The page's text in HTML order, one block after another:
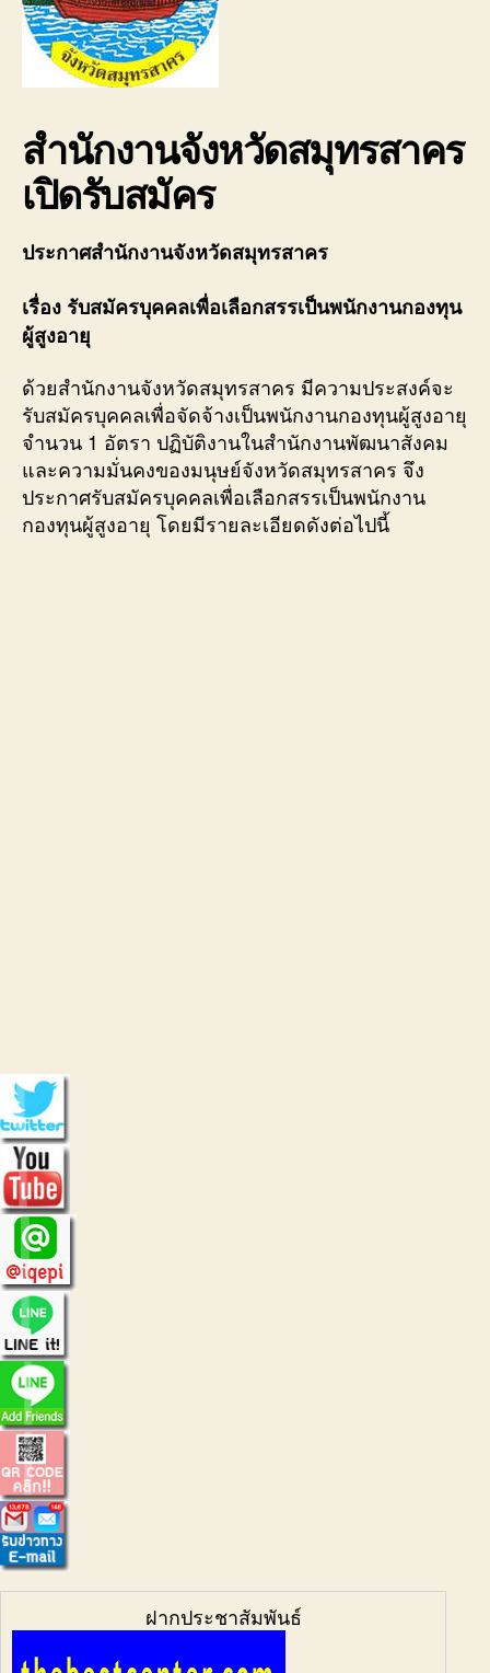
สำนักงานจังหวัดสมุทรสาคร
เปิดรับสมัคร
ประกาศสำนักงานจังหวัดสมุทรสาคร
เรื่อง รับสมัครบุคคลเพื่อเลือกสรรเป็นพนักงานกองทุน
ผู้สูงอายุ
ด้วยสำนักงานจังหวัดสมุทรสาคร มีความประสงค์จะ
รับสมัครบุคคลเพื่อจัดจ้างเป็นพนักงานกองทุนผู้สูงอายุ
จำนวน 1 อัตรา ปฏิบัติงานในสำนักงานพัฒนาสังคม
และความมั่นคงของมนุษย์จังหวัดสมุทรสาคร จึง
ประกาศรับสมัครบุคคลเพื่อเลือกสรรเป็นพนักงาน
กองทุนผู้สูงอายุ โดยมีรายละเอียดดังต่อไปนี้
ฝากประชาสัมพันธ์